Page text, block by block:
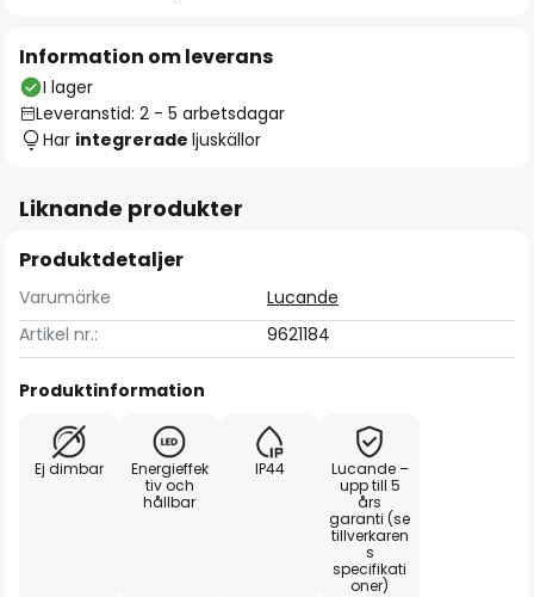
Information om leverans
I lager
Leveranstid: 2 - 5 arbetsdagar
Har integrerade ljuskällor
Liknande produkter
Produktdetaljer
Varumärke
Lucande
Artikel nr.:
9621184
Produktinformation
Ej dimbar
Energieffek
tiv och
hållbar
IP44
Lucande –
upp till 5
års
garanti (se
tillverkaren
s
specifikati
oner)